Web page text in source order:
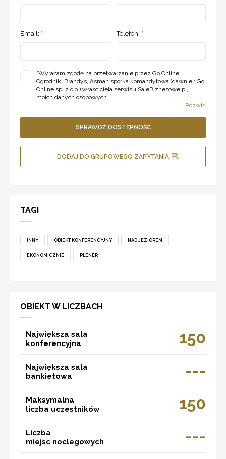
Email: * Telefon: *
*Wyrażam zgodę na przetwarzanie przez Go Online
Ogrodnik, Brandys, Asman spółka komandytowa (dawniej: Go
Online sp. z o.o.) właściciela serwisu SaleBiznesowe.pl,
moich danych osobowych...
Rozwiń
SPRAWDŹ DOSTĘPNOŚĆ
DODAJ DO GRUPOWEGO ZAPYTANIA
TAGI
INNY OBIEKT KONFERENCYJNY NAD JEZIOREM
EKONOMICZNIE PLENER
OBIEKT W LICZBACH
Największa sala
konferencyjna
150
Największa sala
bankietowa
---
Maksymalna
liczba uczestników
150
Liczba
miejsc noclegowych
---